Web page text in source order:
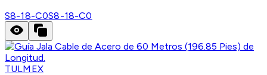
S8-18-C0S8-18-C0
TULMEX